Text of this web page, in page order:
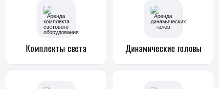
Комплекты света Динамические головы